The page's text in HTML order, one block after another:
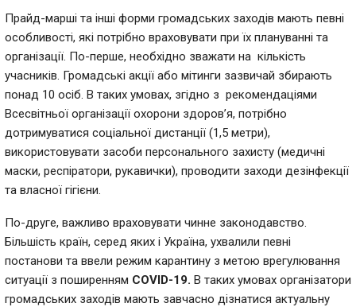
Прайд-марші та інші форми громадських заходів мають певні
особливості, які потрібно враховувати при їх плануванні та
організації. По-перше, необхідно зважати на кількість
учасників. Громадські акції або мітинги зазвичай збирають
понад 10 осіб. В таких умовах, згідно з рекомендаціями
Всесвітньої організації охорони здоров’я, потрібно
дотримуватися соціальної дистанції (1,5 метри),
використовувати засоби персонального захисту (медичні
маски, респіратори, рукавички), проводити заходи дезінфекції
та власної гігієни.
По-друге, важливо враховувати чинне законодавство.
Більшість країн, серед яких і Україна, ухвалили певні
постанови та ввели режим карантину з метою врегулювання
ситуації з поширенням COVID-19. В таких умовах організатори
громадських заходів мають завчасно дізнатися актуальну